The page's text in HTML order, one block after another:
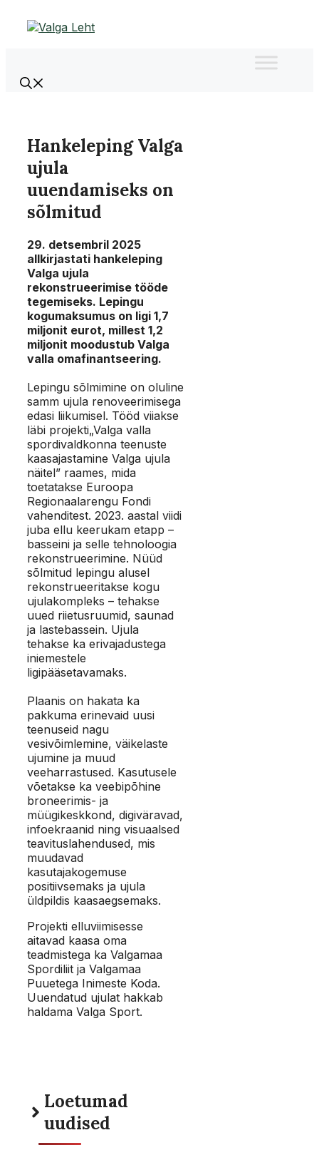
Hankeleping Valga
ujula
uuendamiseks on
sõlmitud
29. detsembril 2025
allkirjastati hankeleping
Valga ujula
rekonstrueerimise tööde
tegemiseks. Lepingu
kogumaksumus on ligi 1,7
miljonit eurot, millest 1,2
miljonit moodustub Valga
valla omafinantseering.
Lepingu sõlmimine on oluline
samm ujula renoveerimisega
edasi liikumisel. Tööd viiakse
läbi projekti„Valga valla
spordivaldkonna teenuste
kaasajastamine Valga ujula
näitel” raames, mida
toetatakse Euroopa
Regionaalarengu Fondi
vahenditest. 2023. aastal viidi
juba ellu keerukam etapp –
basseini ja selle tehnoloogia
rekonstrueerimine. Nüüd
sõlmitud lepingu alusel
rekonstrueeritakse kogu
ujulakompleks – tehakse
uued riietusruumid, saunad
ja lastebassein. Ujula
tehakse ka erivajadustega
iniemestele
ligipääsetavamaks.
Plaanis on hakata ka
pakkuma erinevaid uusi
teenuseid nagu
vesivõimlemine, väikelaste
ujumine ja muud
veeharrastused. Kasutusele
võetakse ka veebipõhine
broneerimis- ja
müügikeskkond, digiväravad,
infoekraanid ning visuaalsed
teavituslahendused, mis
muudavad
kasutajakogemuse
positiivsemaks ja ujula
üldpildis kaasaegsemaks.
Projekti elluviimisesse
aitavad kaasa oma
teadmistega ka Valgamaa
Spordiliit ja Valgamaa
Puuetega Inimeste Koda.
Uuendatud ujulat hakkab
haldama Valga Sport.
Loetumad
uudised